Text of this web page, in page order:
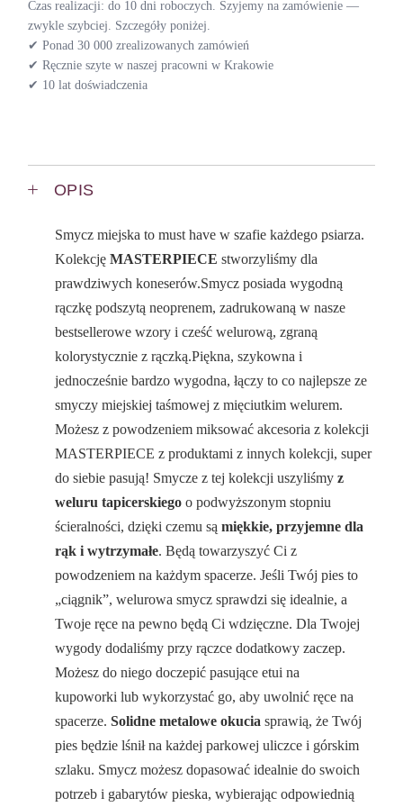
Czas realizacji: do 10 dni roboczych. Szyjemy na zamówienie —
zwykle szybciej. Szczegóły poniżej.
✔ Ponad 30 000 zrealizowanych zamówień
✔ Ręcznie szyte w naszej pracowni w Krakowie
✔ 10 lat doświadczenia
OPIS
Smycz miejska to must have w szafie każdego psiarza.
KolekcjęMASTERPIECE stworzyliśmy dla
prawdziwych koneserów.Smycz posiada wygodną
rączkę podszytą neoprenem, zadrukowaną w nasze
bestsellerowe wzory i cześć welurową, zgraną
kolorystycznie z rączką.Piękna, szykowna i
jednocześnie bardzo wygodna, łączy to co najlepsze ze
smyczy miejskiej taśmowej z mięciutkim welurem.
Możesz z powodzeniem miksować akcesoria z kolekcji
MASTERPIECE z produktami z innych kolekcji, super
do siebie pasują! Smycze z tej kolekcji uszyliśmyz
weluru tapicerskiego o podwyższonym stopniu
ścieralności, dzięki czemu sąmiękkie, przyjemne dla
rąk i wytrzymałe. Będą towarzyszyć Ci z
powodzeniem na każdym spacerze. Jeśli Twój pies to
„ciągnik”, welurowa smycz sprawdzi się idealnie, a
Twoje ręce na pewno będą Ci wdzięczne. Dla Twojej
wygody dodaliśmy przy rączce dodatkowy zaczep.
Możesz do niego doczepić pasujące etui na
kupoworki lub wykorzystać go, aby uwolnić ręce na
spacerze.Solidne metalowe okucia sprawią, że Twój
pies będzie lśnił na każdej parkowej uliczce i górskim
szlaku. Smycz możesz dopasować idealnie do swoich
potrzeb i gabarytów pieska, wybierając odpowiednią